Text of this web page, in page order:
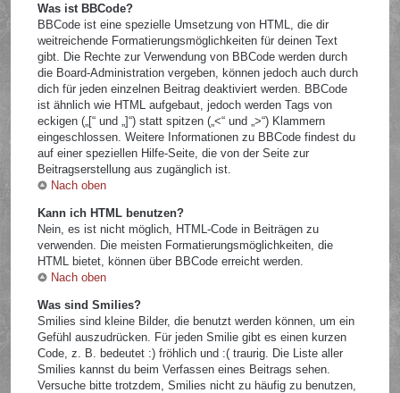
Was ist BBCode?
BBCode ist eine spezielle Umsetzung von HTML, die dir
weitreichende Formatierungsmöglichkeiten für deinen Text
gibt. Die Rechte zur Verwendung von BBCode werden durch
die Board-Administration vergeben, können jedoch auch durch
dich für jeden einzelnen Beitrag deaktiviert werden. BBCode
ist ähnlich wie HTML aufgebaut, jedoch werden Tags von
eckigen („[“ und „]“) statt spitzen („<“ und „>“) Klammern
eingeschlossen. Weitere Informationen zu BBCode findest du
auf einer speziellen Hilfe-Seite, die von der Seite zur
Beitragserstellung aus zugänglich ist.
Nach oben
Kann ich HTML benutzen?
Nein, es ist nicht möglich, HTML-Code in Beiträgen zu
verwenden. Die meisten Formatierungsmöglichkeiten, die
HTML bietet, können über BBCode erreicht werden.
Nach oben
Was sind Smilies?
Smilies sind kleine Bilder, die benutzt werden können, um ein
Gefühl auszudrücken. Für jeden Smilie gibt es einen kurzen
Code, z. B. bedeutet :) fröhlich und :( traurig. Die Liste aller
Smilies kannst du beim Verfassen eines Beitrags sehen.
Versuche bitte trotzdem, Smilies nicht zu häufig zu benutzen,